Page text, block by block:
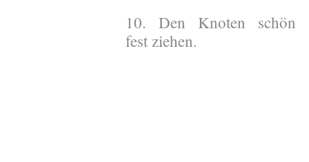
10. Den Knoten schön
fest ziehen.